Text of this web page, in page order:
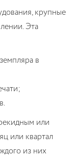
крупные
Эта
в
или
или квартал
из них